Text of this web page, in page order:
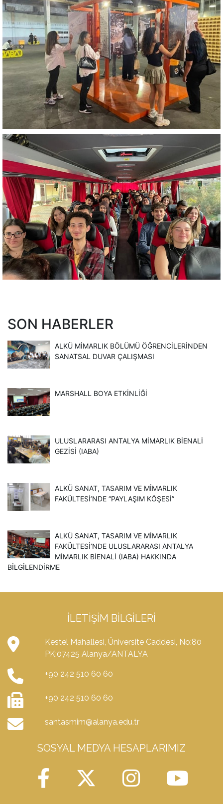
SON HABERLER
ALKÜ MİMARLIK BÖLÜMÜ ÖĞRENCİLERİNDEN
SANATSAL DUVAR ÇALIŞMASI
MARSHALL BOYA ETKINLIĞI
ULUSLARARASI ANTALYA MIMARLIK BIENALI
GEZISI (IABA)
ALKÜ SANAT, TASARIM VE MİMARLIK
FAKÜLTESİ’NDE “PAYLAŞIM KÖŞESİ”
ALKÜ SANAT, TASARIM VE MİMARLIK
FAKÜLTESİ’NDE ULUSLARARASI ANTALYA
MİMARLIK BİENALİ (IABA) HAKKINDA
BİLGİLENDİRME
İLETIŞIM BILGILERI
Kestel Mahallesi, Üniversite Caddesi, No:80
PK:07425 Alanya/ANTALYA
+90 242 510 60 60
+90 242 510 60 60
santasmim@alanya.edu.tr
SOSYAL MEDYA HESAPLARIMIZ